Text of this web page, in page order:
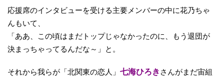
応援席のインタビューを受ける主要メンバーの中に花乃ちゃ
んもいて、
「ああ、この頃はまだトップじゃなかったのに、もう退団が
決まっちゃってるんだな～」と。
それから我らが「北関東の恋人」 七海ひろき さんがまだ宙組